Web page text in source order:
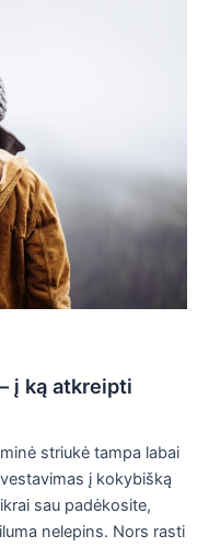
į ką atkreipti
striukė tampa labai
į kokybišką
sau padėkosite,
nelepins. Nors rasti